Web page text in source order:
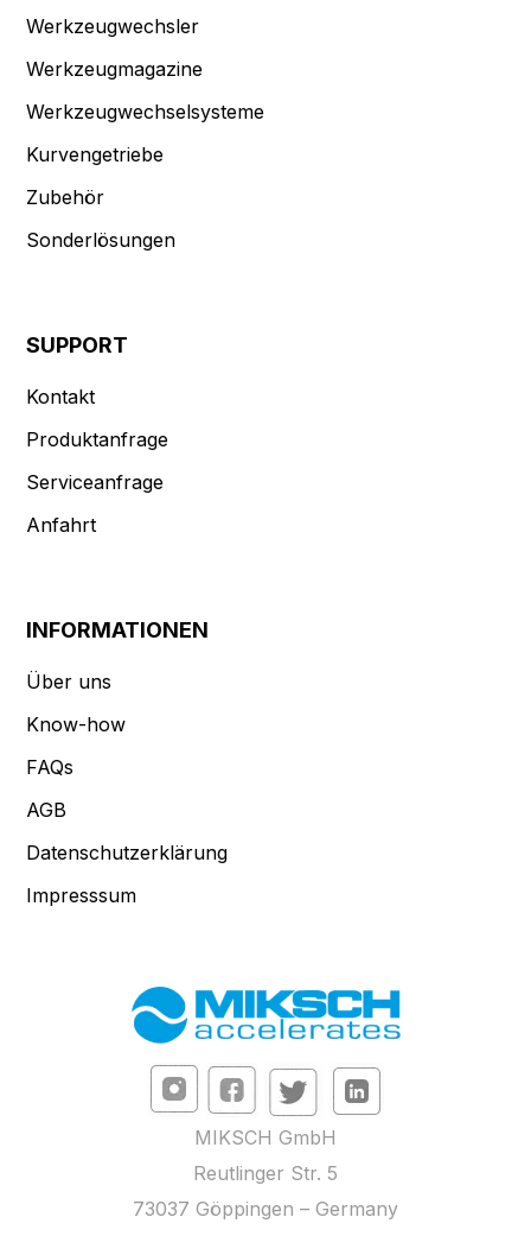
Werkzeugwechsler
Werkzeugmagazine
Werkzeugwechselsysteme
Kurvengetriebe
Zubehör
Sonderlösungen
SUPPORT
Kontakt
Produktanfrage
Serviceanfrage
Anfahrt
INFORMATIONEN
Über uns
Know-how
FAQs
AGB
Datenschutzerklärung
Impresssum
MIKSCH GmbH
Reutlinger Str. 5
73037 Göppingen – Germany